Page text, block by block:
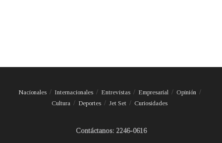
Nacionales Internacionales Entrevistas Empresarial
Opinión
Cultura
Deportes Jet Set Curiosidades
Contáctanos: 2246-0616